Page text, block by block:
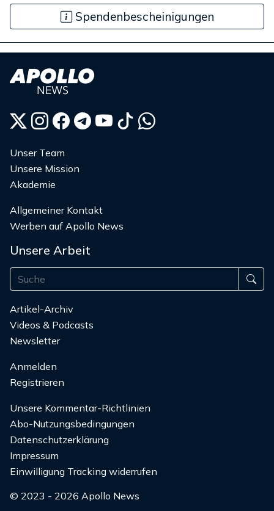
Spendenbescheinigungen
Unser Team
Unsere Mission
Akademie
Allgemeiner Kontakt
Werben auf Apollo News
Unsere Arbeit
Artikel-Archiv
Videos & Podcasts
Newsletter
Anmelden
Registrieren
Unsere Kommentar-Richtlinien
Abo-Nutzungsbedingungen
Datenschutzerklärung
Impressum
Einwilligung Tracking widerrufen
© 2023 - 2026 Apollo News